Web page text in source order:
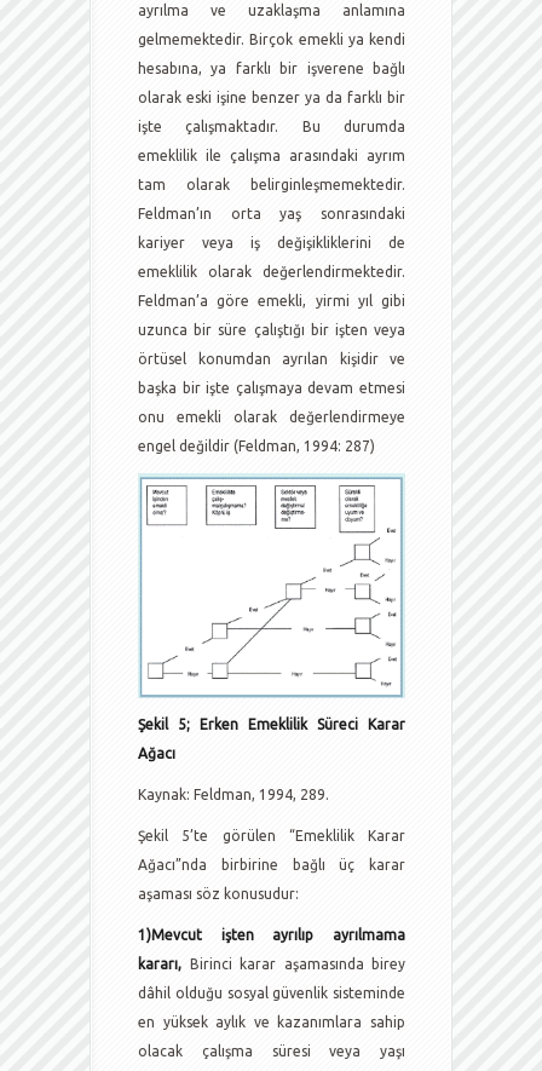
ayrılma ve uzaklaşma anlamına
gelmemektedir. Birçok emekli ya kendi
hesabına, ya farklı bir işverene bağlı
olarak eski işine benzer ya da farklı bir
işte çalışmaktadır. Bu durumda
emeklilik ile çalışma arasındaki ayrım
tam olarak belirginleşmemektedir.
Feldman’ın orta yaş sonrasındaki
kariyer veya iş değişikliklerini de
emeklilik olarak değerlendirmektedir.
Feldman’a göre emekli, yirmi yıl gibi
uzunca bir süre çalıştığı bir işten veya
örtüsel konumdan ayrılan kişidir ve
başka bir işte çalışmaya devam etmesi
onu emekli olarak değerlendirmeye
engel değildir (Feldman, 1994: 287)
Şekil 5; Erken Emeklilik Süreci Karar
Ağacı
Kaynak: Feldman, 1994, 289.
Şekil 5’te görülen “Emeklilik Karar
Ağacı”nda birbirine bağlı üç karar
aşaması söz konusudur:
1)Mevcut işten ayrılıp ayrılmama
kararı, Birinci karar aşamasında birey
dâhil olduğu sosyal güvenlik sisteminde
en yüksek aylık ve kazanımlara sahip
olacak çalışma süresi veya yaşı